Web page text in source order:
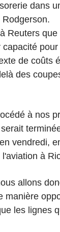
dans
Reuters
de coûts
des
à nos
vendredi,
à
allons
manière
les lignes